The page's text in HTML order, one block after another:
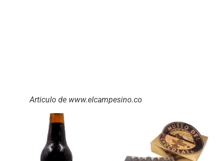
Articulo de www.elcampesino.co